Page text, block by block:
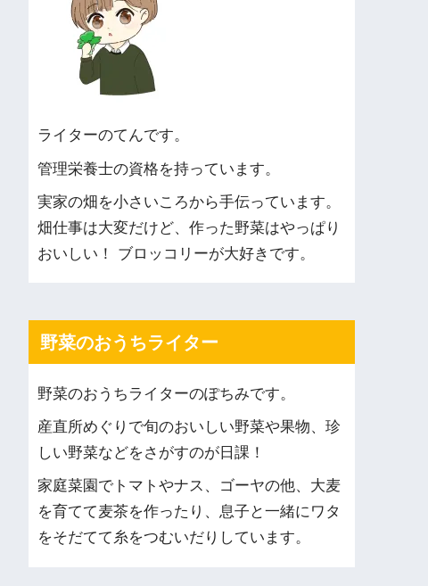
ライターのてんです。
管理栄養士の資格を持っています。
実家の畑を小さいころから手伝っています。
畑仕事は大変だけど、作った野菜はやっぱり
おいしい！ ブロッコリーが大好きです。
野菜のおうちライター
野菜のおうちライターのぽちみです。
産直所めぐりで旬のおいしい野菜や果物、珍
しい野菜などをさがすのが日課！
家庭菜園でトマトやナス、ゴーヤの他、大麦
を育てて麦茶を作ったり、息子と一緒にワタ
をそだてて糸をつむいだりしています。